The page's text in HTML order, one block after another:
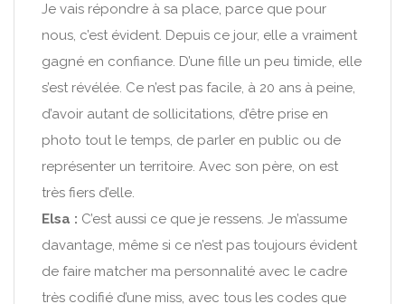
Je vais répondre à sa place, parce que pour
nous, c’est évident. Depuis ce jour, elle a vraiment
gagné en confiance. D’une fille un peu timide, elle
s’est révélée. Ce n’est pas facile, à 20 ans à peine,
d’avoir autant de sollicitations, d’être prise en
photo tout le temps, de parler en public ou de
représenter un territoire. Avec son père, on est
très fiers d’elle.
Elsa : C’est aussi ce que je ressens. Je m’assume
davantage, même si ce n’est pas toujours évident
de faire matcher ma personnalité avec le cadre
très codifié d’une miss, avec tous les codes que